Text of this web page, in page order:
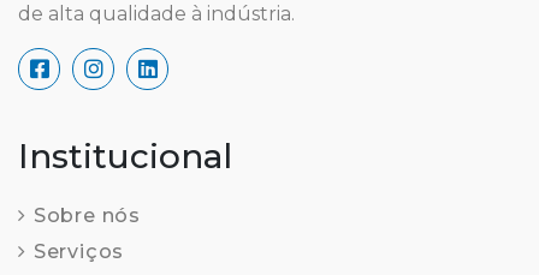
de alta qualidade à indústria.
Institucional
Sobre nós
Serviços